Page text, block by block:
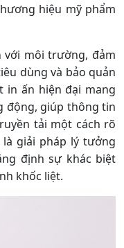
hiệu mỹ phẩm
với môi trường, đảm
dùng và bảo quản
in ấn hiện đại mang
động, giúp thông tin
tải một cách rõ
giải pháp lý tưởng
định sự khác biệt
khốc liệt.